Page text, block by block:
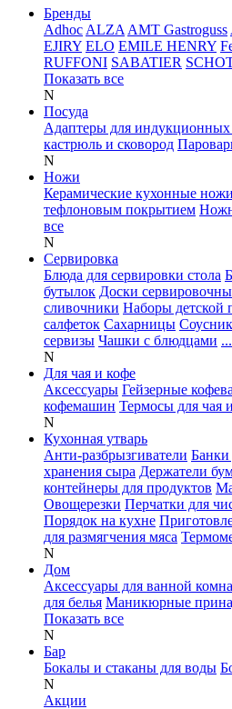
Бренды
Adhoc ALZA AMT Gastroguss
EJIRY ELO EMILE HENRY
RUFFONI SABATIER
Показать все
N
Посуда
Адаптеры для
кастрюль и сковород
N
Ножи
Керамические кухонные ножи
тефлоновым покрытием
все
N
Сервировка
Блюда для сервировки стола
бутылок Доски
сливочники Наборы детской
салфеток Сахарницы
сервизы Чашки с блюдцами
N
Для чая и кофе
Аксессуары Гейзерные
кофемашин Термосы для чая
N
Кухонная утварь
Анти-разбрызгиватели Банки
хранения сыра Держатели
контейнеры для продуктов
Овощерезки Перчатки для
Порядок на кухне
для размягчения мяса
N
Дом
Аксессуары для ванной
для белья Маникюрные
Показать все
N
Бар
Бокалы и стаканы для воды
N
Акции